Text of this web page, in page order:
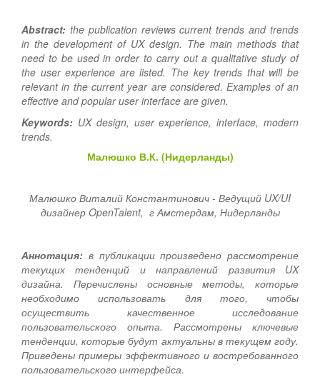
Abstract: the publication reviews current trends and trends
in the development of UX design. The main methods that
need to be used in order to carry out a qualitative study of
the user experience are listed. The key trends that will be
relevant in the current year are considered. Examples of an
effective and popular user interface are given.
Keywords: UX design, user experience, interface, modern
trends.
Малюшко В.К. (Нидерланды)
Малюшко Виталий Константинович - Ведущий UX/UI
дизайнер OpenTalent, г Амстердам, Нидерланды
Аннотация: в публикации произведено рассмотрение
текущих тенденций и направлений развития UX
дизайна. Перечислены основные методы, которые
необходимо использовать для того, чтобы
осуществить качественное исследование
пользовательского опыта. Рассмотрены ключевые
тенденции, которые будут актуальны в текущем году.
Приведены примеры эффективного и востребованного
пользовательского интерфейса.